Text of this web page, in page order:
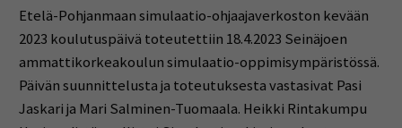
Etelä-Pohjanmaan simulaatio-ohjaajaverkoston kevään
2023 koulutuspäivä toteutettiin 18.4.2023 Seinäjoen
ammattikorkeakoulun simulaatio-oppimisympäristössä.
Päivän suunnittelusta ja toteutuksesta vastasivat Pasi
Jaskari ja Mari Salminen-Tuomaala. Heikki Rintakumpu